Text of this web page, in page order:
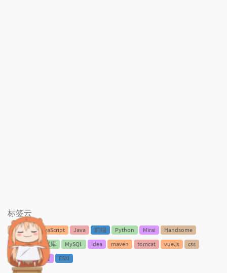
标签云
服务器 JavaScript Java 前端 Python Mirai
Handsome
Centos
数据库 MySQL idea maven tomcat vue.js
css
react.js
编程 ESXI